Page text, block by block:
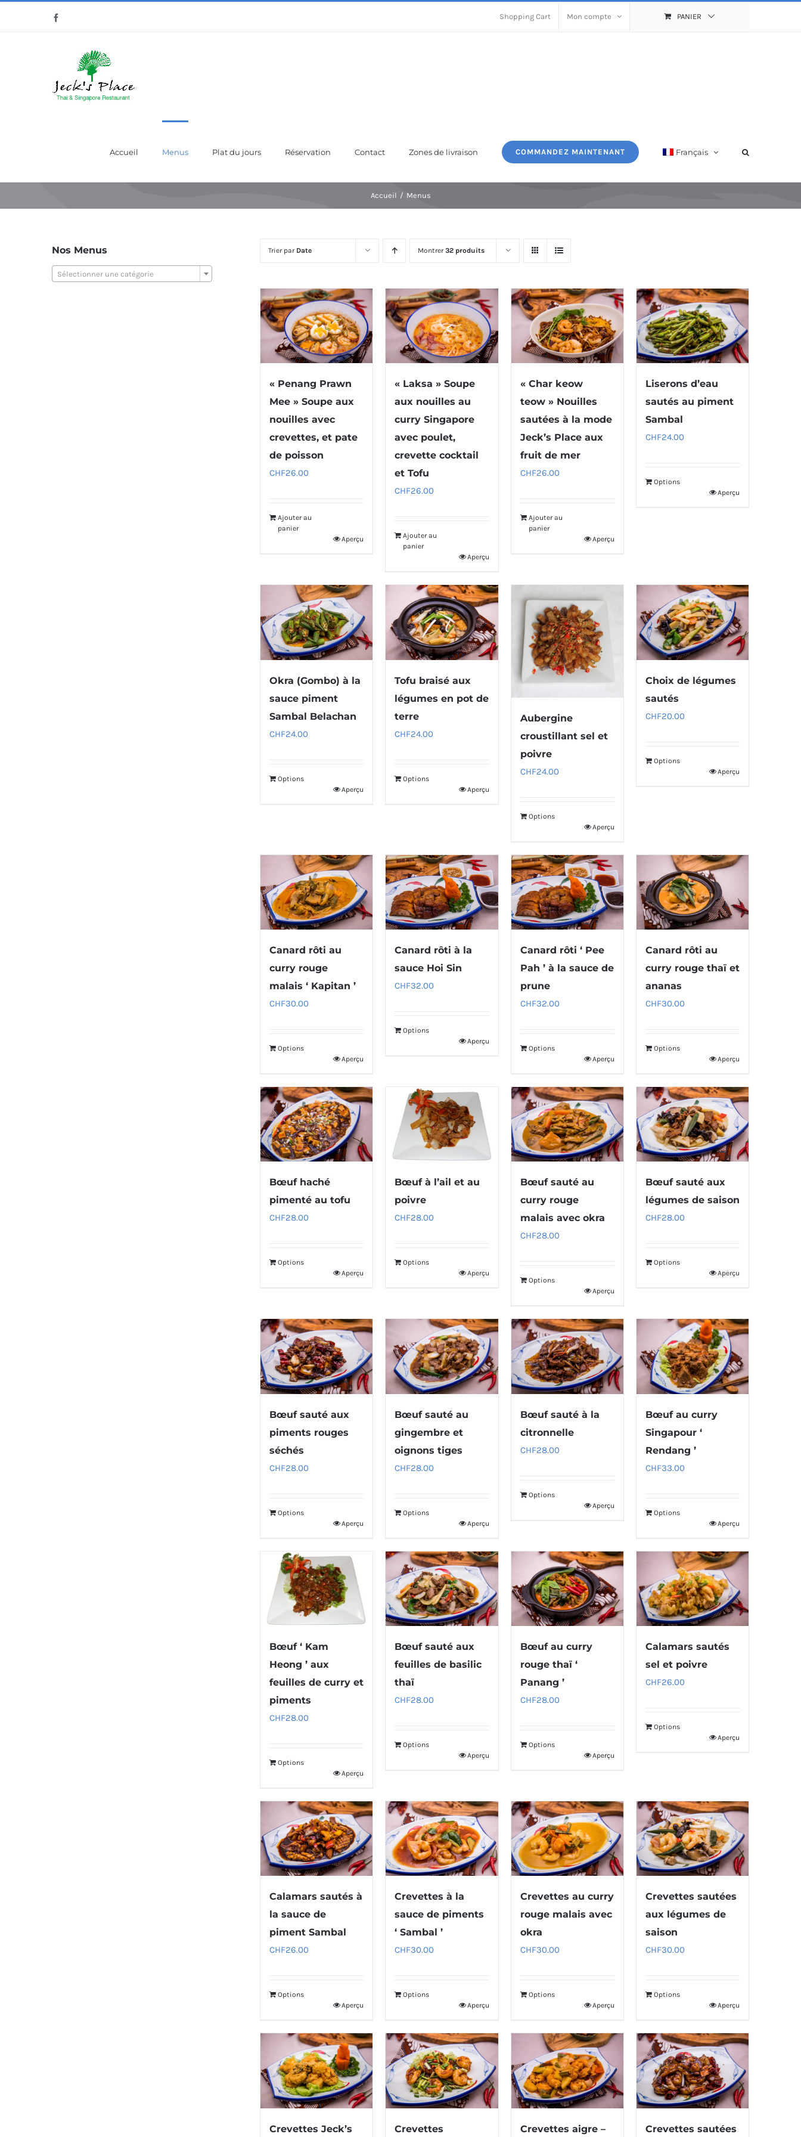
Shopping Cart Mon compte PANIER
Accueil Menus Plat du jours Réservation Contact Zones de livraison COMMANDEZ MAINTENANT Français
Accueil Menus
Trier par Date Montrer32 produits
« Penang Prawn
Mee » Soupe aux
nouilles avec
crevettes, et pate
de poisson
CHF26.00
Ajouter au
panier
Aperçu
« Laksa » Soupe
aux nouilles au
curry Singapore
avec poulet,
crevette cocktail
et Tofu
CHF26.00
Ajouter au
panier
Aperçu
« Char keow
teow » Nouilles
sautées à la mode
Jeck’s Place aux
fruit de mer
CHF26.00
Ajouter au
panier
Aperçu
Liserons d’eau
sautés au piment
Sambal
CHF24.00
Options
Aperçu
Okra (Gombo) à la
sauce piment
Sambal Belachan
CHF24.00
Options
Aperçu
Tofu braisé aux
légumes en pot de
terre
CHF24.00
Options
Aperçu
Aubergine
croustillant sel et
poivre
CHF24.00
Options
Aperçu
Choix de légumes
sautés
CHF20.00
Options
Aperçu
Canard rôti au
curry rouge
malais ‘ Kapitan ’
CHF30.00
Options
Aperçu
Canard rôti à la
sauce Hoi Sin
CHF32.00
Options
Aperçu
Canard rôti ‘ Pee
Pah ’ à la sauce de
prune
CHF32.00
Options
Aperçu
Canard rôti au
curry rouge thaï et
ananas
CHF30.00
Options
Aperçu
Bœuf haché
pimenté au tofu
CHF28.00
Options
Aperçu
Bœuf à l’ail et au
poivre
CHF28.00
Options
Aperçu
Bœuf sauté au
curry rouge
malais avec okra
CHF28.00
Options
Aperçu
Bœuf sauté aux
légumes de saison
CHF28.00
Options
Aperçu
Bœuf sauté aux
piments rouges
séchés
CHF28.00
Options
Aperçu
Bœuf sauté au
gingembre et
oignons tiges
CHF28.00
Options
Aperçu
Bœuf sauté à la
citronnelle
CHF28.00
Options
Aperçu
Bœuf au curry
Singapour ‘
Rendang ’
CHF33.00
Options
Aperçu
Bœuf ‘ Kam
Heong ’ aux
feuilles de curry et
piments
CHF28.00
Options
Aperçu
Bœuf sauté aux
feuilles de basilic
thaï
CHF28.00
Options
Aperçu
Bœuf au curry
rouge thaï ‘
Panang ’
CHF28.00
Options
Aperçu
Calamars sautés
sel et poivre
CHF26.00
Options
Aperçu
Calamars sautés à
la sauce de
piment Sambal
CHF26.00
Options
Aperçu
Crevettes à la
sauce de piments
‘ Sambal ’
CHF30.00
Options
Aperçu
Crevettes au curry
rouge malais avec
okra
CHF30.00
Options
Aperçu
Crevettes sautées
aux légumes de
saison
CHF30.00
Options
Aperçu
Crevettes Jeck’s Crevettes Crevettes aigre – Crevettes sautées
Nos Menus
Sélectionner une catégorie